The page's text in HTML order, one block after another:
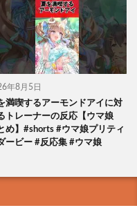
年8月5日
満喫するアーモンドアイに対
トレーナーの反応【ウマ娘
め】#shorts #ウマ娘プリティ
ービー #反応集 #ウマ娘